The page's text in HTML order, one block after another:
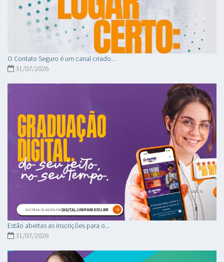
O Contato Seguro é um canal criado...
31/07/2026
Estão abertas as inscrições para o...
31/07/2026